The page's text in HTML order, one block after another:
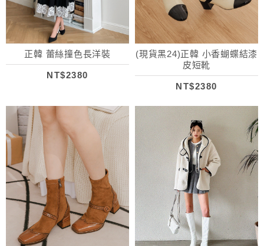
正韓 蕾絲撞色長洋裝
NT$2380
(現貨黑24)正韓 小香蝴蝶結漆
皮短靴
NT$2380